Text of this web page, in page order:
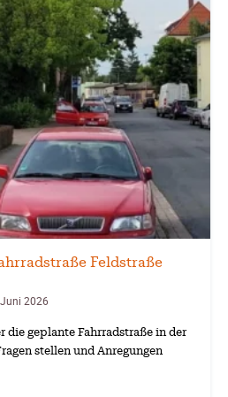
Feldstraße
2026
die geplante Fahrradstraße in der
stellen und Anregungen